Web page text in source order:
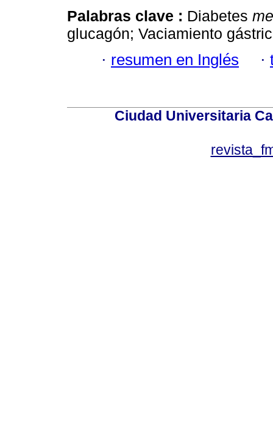
Palabras clave : Diabetes
glucagón; Vaciamiento
· resumen en Inglés ·
Ciudad Universitaria